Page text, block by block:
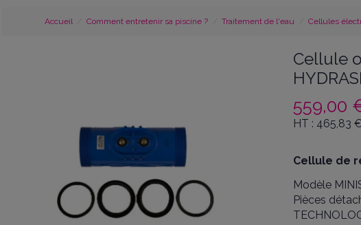
Accueil Comment entretenir sa piscine ? Traitement de l'eau Cellules
Cellule
559,00
HT : 465,83
Cellule de
Modèle
Pièces